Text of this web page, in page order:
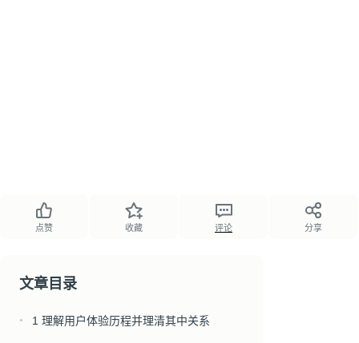
点赞 收藏 评论 分享
文章目录
● 1 理解用户体验历程并理清其中关系